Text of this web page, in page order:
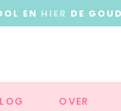
EN HIER DE
OVER